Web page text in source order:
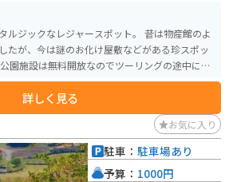
ルジックなレジャースポット。 昔は物産館のよ
たが、今は謎のお化け屋敷などがある珍スポッ
園施設は無料開放なのでツーリングの途中に立
りだと思います。
詳しく見る
お気に入り
駐車： 駐車場あり
予算： 1000円